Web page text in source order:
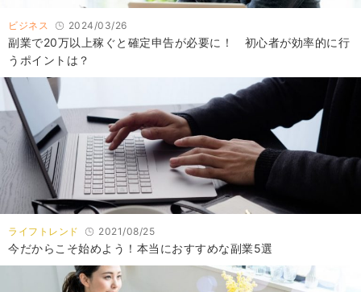
ビジネス 2024/03/26
副業で20万以上稼ぐと確定申告が必要に！ 初心者が効率的に行
うポイントは？
ライフトレンド 2021/08/25
今だからこそ始めよう！本当におすすめな副業5選